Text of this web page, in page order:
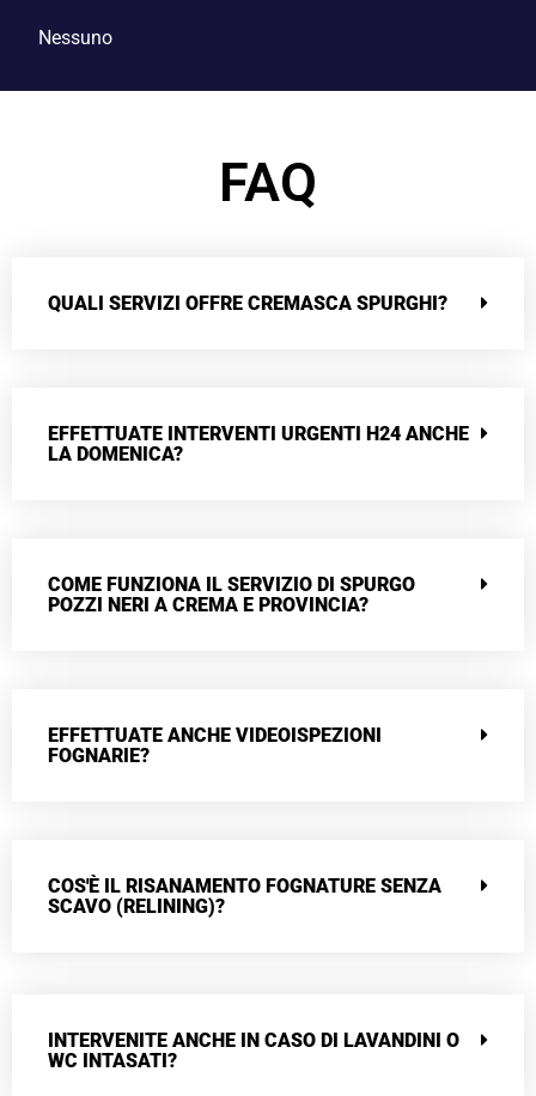
Nessuno
FAQ
QUALI SERVIZI OFFRE CREMASCA SPURGHI?
EFFETTUATE INTERVENTI URGENTI H24 ANCHE
LA DOMENICA?
COME FUNZIONA IL SERVIZIO DI SPURGO
POZZI NERI A CREMA E PROVINCIA?
EFFETTUATE ANCHE VIDEOISPEZIONI
FOGNARIE?
COS'È IL RISANAMENTO FOGNATURE SENZA
SCAVO (RELINING)?
INTERVENITE ANCHE IN CASO DI LAVANDINI O
WC INTASATI?